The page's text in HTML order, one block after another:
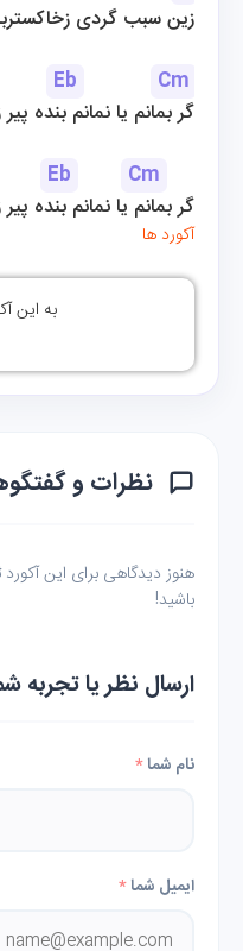
زین سبب گردی
Eb
Cm
گر بمانم یا نمانم بنده پیر
Eb
Cm
گر بمانم یا نمانم بنده پیر
آکورد ها
به این
نظرات و
هنوز دیدگاهی برای این
باشید!
ارسال نظر یا تجربه
نام شما*
ایمیل شما*